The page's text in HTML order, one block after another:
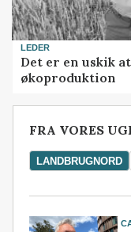
LEDER
Det er en uskik
økoproduktion
FRA VORES
LANDBRUGNORD